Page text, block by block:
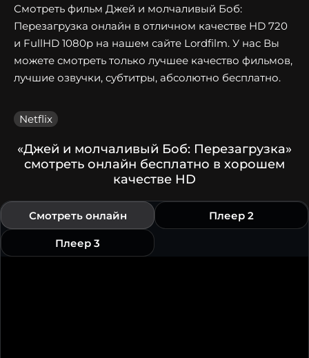
Смотреть фильм Джей и молчаливый Боб:
Перезагрузка онлайн в отличном качестве HD 720
и FullHD 1080p на нашем сайте Lordfilm. У нас Вы
можете смотреть только лучшее качество фильмов,
лучшие озвучки, субтитры, абсолютно бесплатно.
Netflix
«Джей и молчаливый Боб: Перезагрузка»
смотреть онлайн бесплатно в хорошем
качестве HD
Смотреть онлайн Плеер 2
Плеер 3